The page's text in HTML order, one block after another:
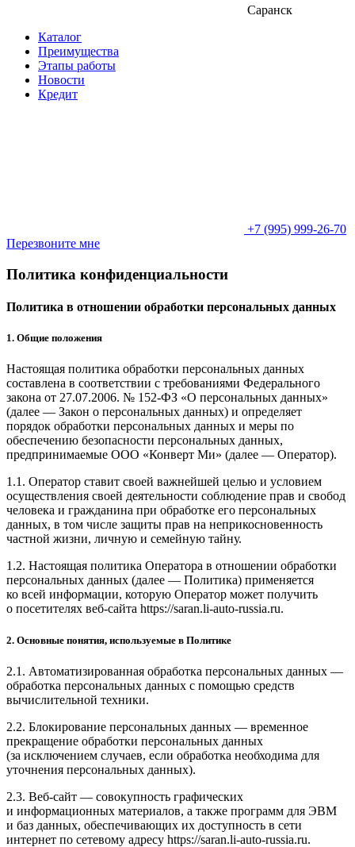
Саранск
Каталог
Преимущества
Этапы работы
Новости
Кредит
+7 (995) 999-26-70
Перезвоните мне
Политика конфиденциальности
Политика в отношении обработки персональных данных
1. Общие положения
Настоящая политика обработки персональных данных
составлена в соответствии с требованиями Федерального
закона от 27.07.2006. № 152-ФЗ «О персональных данных»
(далее — Закон о персональных данных) и определяет
порядок обработки персональных данных и меры по
обеспечению безопасности персональных данных,
предпринимаемые ООО «Конверт Ми» (далее — Оператор).
1.1. Оператор ставит своей важнейшей целью и условием
осуществления своей деятельности соблюдение прав и свобод
человека и гражданина при обработке его персональных
данных, в том числе защиты прав на неприкосновенность
частной жизни, личную и семейную тайну.
1.2. Настоящая политика Оператора в отношении обработки
персональных данных (далее — Политика) применяется
ко всей информации, которую Оператор может получить
о посетителях веб-сайта https://saran.li-auto-russia.ru.
2. Основные понятия, используемые в Политике
2.1. Автоматизированная обработка персональных данных —
обработка персональных данных с помощью средств
вычислительной техники.
2.2. Блокирование персональных данных — временное
прекращение обработки персональных данных
(за исключением случаев, если обработка необходима для
уточнения персональных данных).
2.3. Веб-сайт — совокупность графических
и информационных материалов, а также программ для ЭВМ
и баз данных, обеспечивающих их доступность в сети
интернет по сетевому адресу https://saran.li-auto-russia.ru.